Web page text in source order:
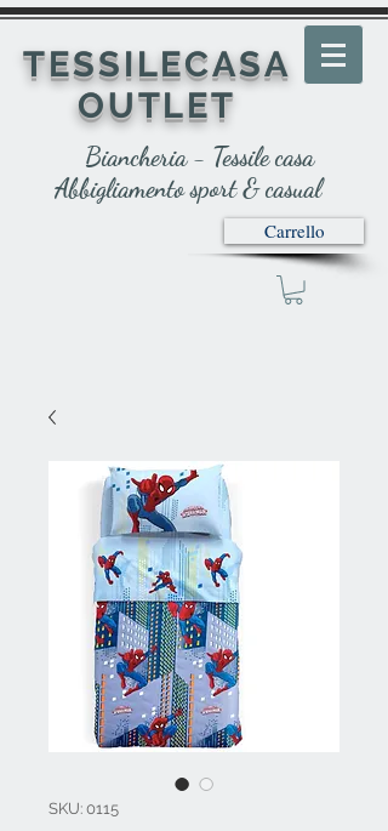
TESSILECASA
OUTLET
Biancheria - Tessile casa
Abbigliamento sport & casual
Carrello
SKU: 0115